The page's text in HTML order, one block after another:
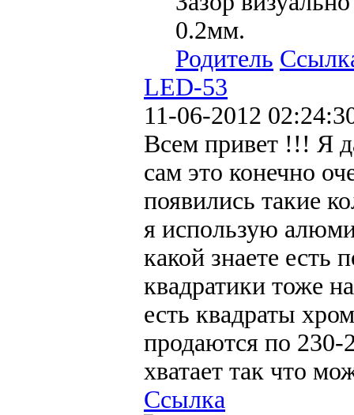
0.2мм.
Родитель
LED-53
11-06-2012
Всем привет !!! Я
сам это конечно
появились такие
я использую
какой знаете есть
квадратики тоже
есть квадраты
продаются по 230-
хватает так что
Ссылка